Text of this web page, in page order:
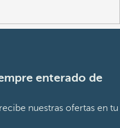
enterado de
nuestras ofertas en tu